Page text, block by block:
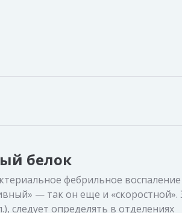
белок
фебрильное
— так он еще и «скоростной».
следует определять в отделениях